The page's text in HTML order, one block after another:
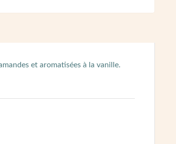
et aromatisées à la vanille.